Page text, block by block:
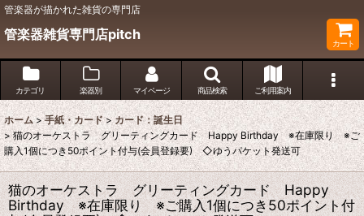
管楽器が描かれた雑貨の専門店
管楽器雑貨専門店pitch
カート
カテゴリ 楽器別 マイページ 商品検索 ご利用案内
ホーム > 手紙・カード > カード：誕生日
> 猫のオーケストラ グリーティングカード Happy Birthday ※在庫限り ※ご
購入1個につき50ポイント付与(会員登録要) ◇ゆうパケット発送可
猫のオーケストラ グリーティングカード Happy
Birthday ※在庫限り ※ご購入1個につき50ポイント付